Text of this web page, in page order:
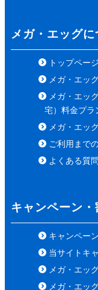
メガ・エッグに
トップページ
メガ・エッ
メガ・エッ
宅）料金プラ
メガ・エッ
ご利用まで
よくある質問
キャンペーン・
キャンペー
当サイトキ
メガ・エッ
メガ・エッ